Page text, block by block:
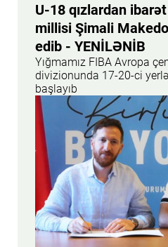
U-18 qızlardan
millisi Şimali
edib - YENİLƏNİB
Yığmamız FIBA Avropa
divizionunda 17-20-ci
başlayıb